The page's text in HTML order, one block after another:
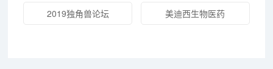
2019独角兽论坛 美迪西生物医药